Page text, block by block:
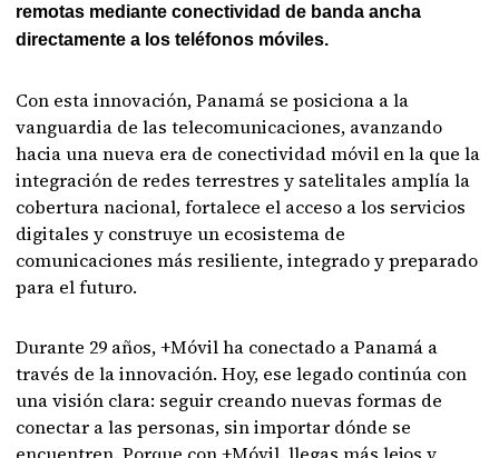
remotas mediante conectividad de banda ancha
directamente a los teléfonos móviles.
Con esta innovación, Panamá se posiciona a la
vanguardia de las telecomunicaciones, avanzando
hacia una nueva era de conectividad móvil en la que la
integración de redes terrestres y satelitales amplía la
cobertura nacional, fortalece el acceso a los servicios
digitales y construye un ecosistema de
comunicaciones más resiliente, integrado y preparado
para el futuro.
Durante 29 años, +Móvil ha conectado a Panamá a
través de la innovación. Hoy, ese legado continúa con
una visión clara: seguir creando nuevas formas de
conectar a las personas, sin importar dónde se